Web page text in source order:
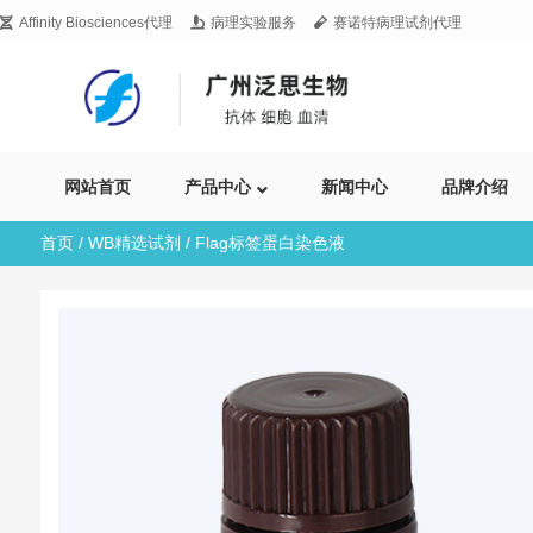
Affinity Biosciences代理 病理实验服务 赛诺特病理试剂代理
网站首页 产品中心 新闻中心 品牌介绍
首页/ WB精选试剂 / Flag标签蛋白染色液